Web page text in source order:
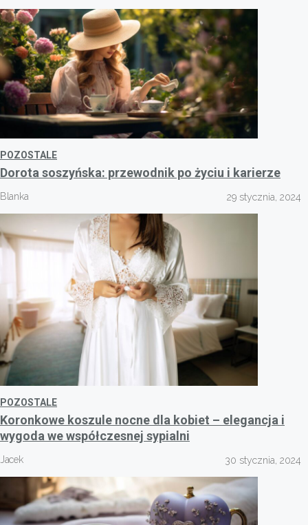
POZOSTALE
Dorota soszyńska: przewodnik po życiu i karierze
Blanka 29 stycznia, 2024
POZOSTALE
Koronkowe koszule nocne dla kobiet – elegancja i
wygoda we współczesnej sypialni
Jacek 30 stycznia, 2024